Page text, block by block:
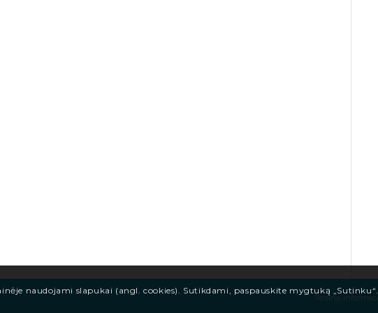
Teisinė
naudojami slapukai (angl. cookies). Sutikdami, paspauskite mygtuką „Sutinku“.